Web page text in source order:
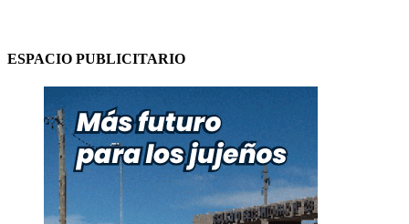
ESPACIO PUBLICITARIO